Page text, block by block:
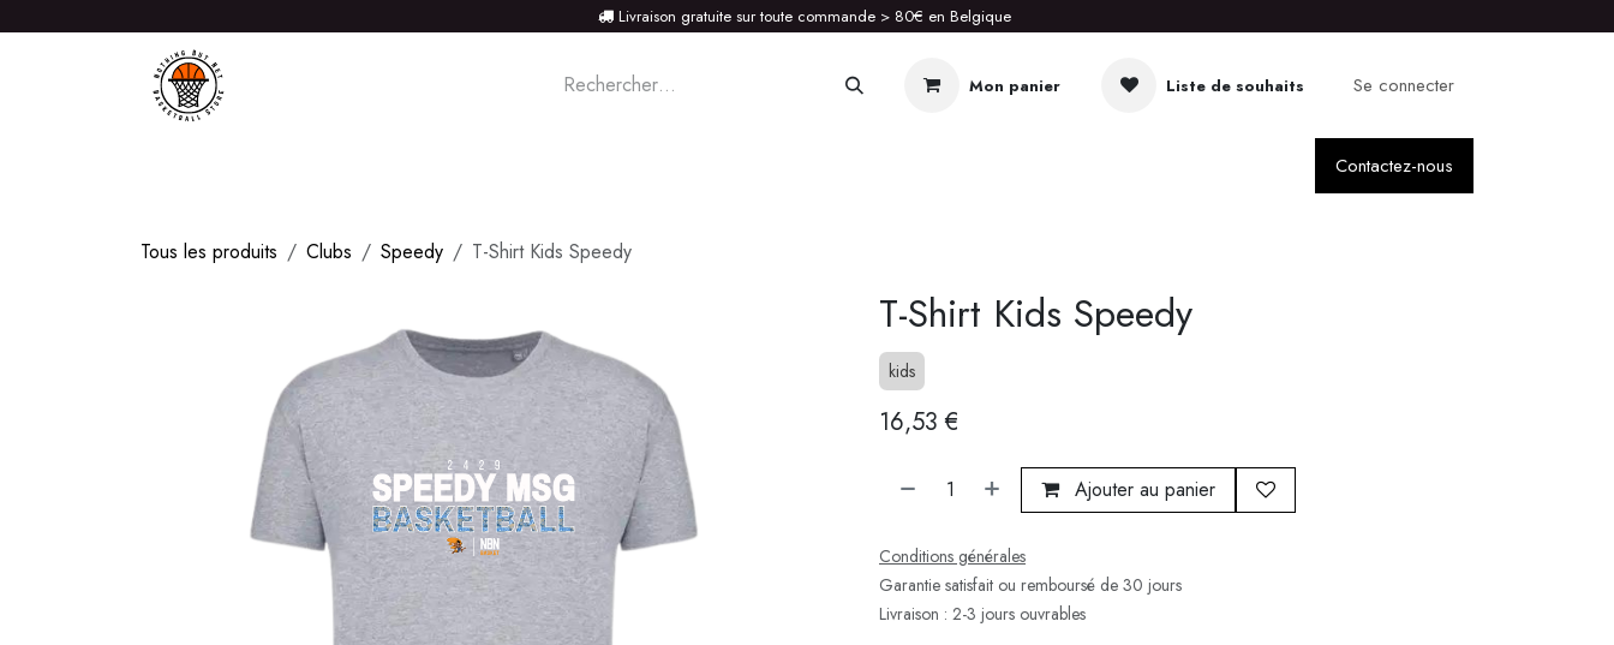
Livraison gratuite sur toute commande > 80€ en Belgique
Mon panier Liste de souhaits Se connecter
Contactez-nous
Tous les produits Clubs Speedy T-Shirt Kids Speedy
T-Shirt Kids Speedy
kids
16,53 €
Ajouter au panier
Conditions générales
Garantie satisfait ou remboursé de 30 jours
Livraison : 2-3 jours ouvrables